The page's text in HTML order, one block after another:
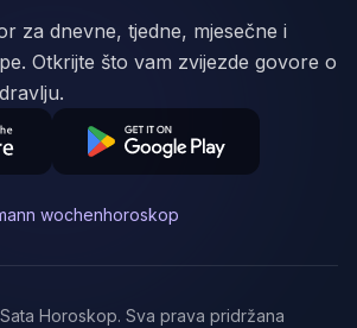
za dnevne, tjedne, mjesečne i
Otkrijte što vam zvijezde govore o
wochenhoroskop
Horoskop. Sva prava pridržana